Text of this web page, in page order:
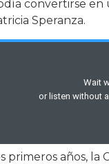
convertirse en
Speranza.
primeros años, la